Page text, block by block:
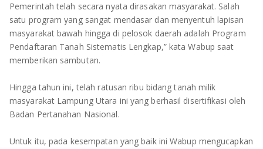
Pemerintah telah secara nyata dirasakan masyarakat. Salah
satu program yang sangat mendasar dan menyentuh lapisan
masyarakat bawah hingga di pelosok daerah adalah Program
Pendaftaran Tanah Sistematis Lengkap,” kata Wabup saat
memberikan sambutan.
Hingga tahun ini, telah ratusan ribu bidang tanah milik
masyarakat Lampung Utara ini yang berhasil disertifikasi oleh
Badan Pertanahan Nasional.
Untuk itu, pada kesempatan yang baik ini Wabup mengucapkan